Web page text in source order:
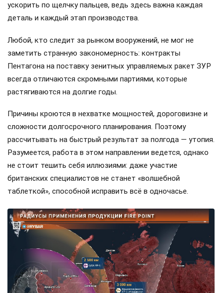
ускорить по щелчку пальцев, ведь здесь важна каждая
деталь и каждый этап производства.
Любой, кто следит за рынком вооружений, не мог не
заметить странную закономерность: контракты
Пентагона на поставку зенитных управляемых ракет ЗУР
всегда отличаются скромными партиями, которые
растягиваются на долгие годы.
Причины кроются в нехватке мощностей, дороговизне и
сложности долгосрочного планирования. Поэтому
рассчитывать на быстрый результат за полгода — утопия.
Разумеется, работа в этом направлении ведется, однако
не стоит тешить себя иллюзиями: даже участие
британских специалистов не станет «волшебной
таблеткой», способной исправить всё в одночасье.